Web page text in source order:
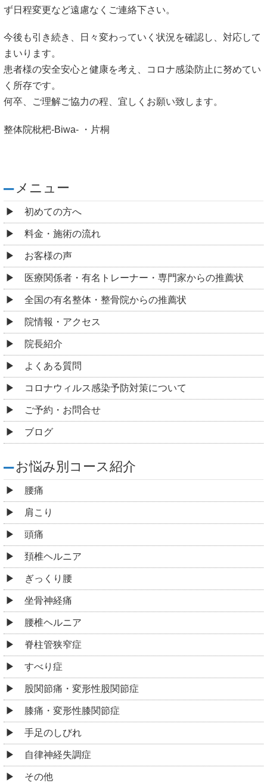
ず日程変更など遠慮なくご連絡下さい。
今後も引き続き、日々変わっていく状況を確認し、対応して
まいります。
患者様の安全安心と健康を考え、コロナ感染防止に努めてい
く所存です。
何卒、ご理解ご協力の程、宜しくお願い致します。
整体院枇杷-Biwa- ・片桐
メニュー
初めての方へ
料金・施術の流れ
お客様の声
医療関係者・有名トレーナー・専門家からの推薦状
全国の有名整体・整骨院からの推薦状
院情報・アクセス
院長紹介
よくある質問
コロナウィルス感染予防対策について
ご予約・お問合せ
ブログ
お悩み別コース紹介
腰痛
肩こり
頭痛
頚椎ヘルニア
ぎっくり腰
坐骨神経痛
腰椎ヘルニア
脊柱管狭窄症
すべり症
股関節痛・変形性股関節症
膝痛・変形性膝関節症
手足のしびれ
自律神経失調症
その他